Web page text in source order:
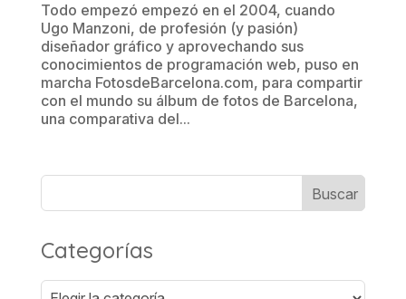
Todo empezó empezó en el 2004, cuando
Ugo Manzoni, de profesión (y pasión)
diseñador gráfico y aprovechando sus
conocimientos de programación web, puso en
marcha FotosdeBarcelona.com, para compartir
con el mundo su álbum de fotos de Barcelona,
una comparativa del...
Categorías
Categorías